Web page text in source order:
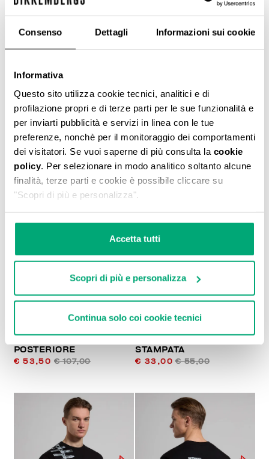
Consenso Dettagli Informazioni sui cookie
Informativa
Questo sito utilizza cookie tecnici, analitici e di
profilazione propri e di terze parti per le sue funzionalità e
per inviarti pubblicità e servizi in linea con le tue
preferenze, nonchè per il monitoraggio dei comportamenti
dei visitatori. Se vuoi saperne di più consulta la cookie
policy. Per selezionare in modo analitico soltanto alcune
finalità, terze parti e cookie è possibile cliccare su
"Scopri di più e personalizza".
Accetta tutti
Scopri di più e personalizza
Continua solo coi cookie tecnici
T-SHIRT UOMO SLIM FIT STAMPATA
50
% SCONTO
T-SHIRT UOMO STAMPA
POSTERIORE
€ 53,50 € 107,00
% SCONTO
T-SHIRT UOMO
STAMPATA
€ 33,00 € 55,00